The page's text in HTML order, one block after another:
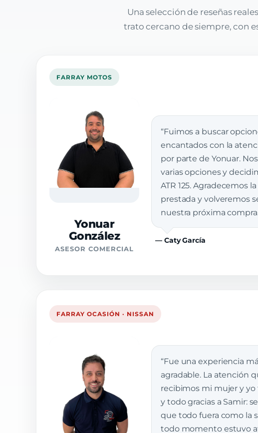
Una selección de reseñas
trato cercano de siempre, con
FARRAY MOTOS
Yonuar
González
ASESOR COMERCIAL
“Fuimos a buscar
encantados con la
por parte de Yonuar.
varias opciones y
ATR 125. Agradecemos
prestada y volveremos
nuestra próxima
— Caty García
FARRAY OCASIÓN · NISSAN
“Fue una experiencia
agradable. La atención
recibimos mi mujer y yo
y todo gracias a Samir:
que todo fuera como la
todo momento estuvo